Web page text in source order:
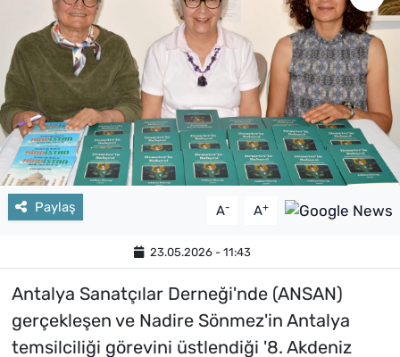
Paylaş A- A+
23.05.2026 - 11:43
Antalya Sanatçılar Derneği'nde (ANSAN)
gerçekleşen ve Nadire Sönmez'in Antalya
temsilciliği görevini üstlendiği '8. Akdeniz